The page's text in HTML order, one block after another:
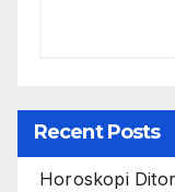
Recent Posts
Horoskopi